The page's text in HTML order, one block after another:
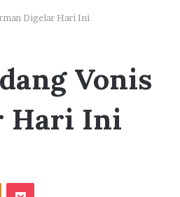
Digelar Hari Ini
Vonis
Hari Ini
Odnoklassniki
Pocket